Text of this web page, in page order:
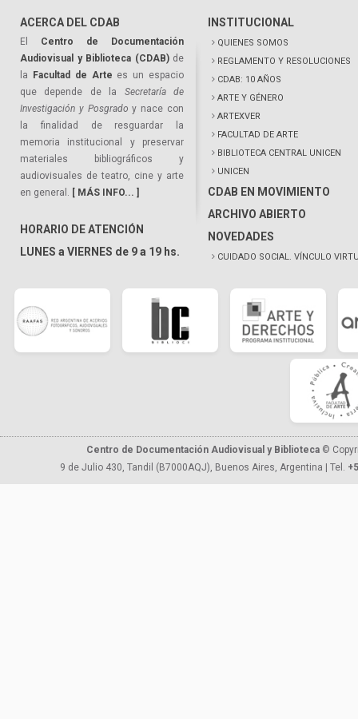
ACERCA DEL CDAB
El Centro de Documentación
Audiovisual y Biblioteca (CDAB)de
la
Facultad de Arte es un espacio
que depende de la Secretaría de
Investigación y Posgrado y nace con
la finalidad de resguardar la
memoria institucional y preservar
materiales bibliográficos y
audiovisuales de teatro, cine y arte
en general. [ MÁS INFO... ]
HORARIO DE ATENCIÓN
LUNES a VIERNES de 9 a 19 hs.
INSTITUCIONAL
QUIENES SOMOS
REGLAMENTO Y RESOLUCIONES
CDAB: 10 AÑOS
ARTE Y GÉNERO
ARTEXVER
FACULTAD DE ARTE
BIBLIOTECA CENTRAL UNICEN
UNICEN
CDAB EN MOVIMIENTO
ARCHIVO ABIERTO
NOVEDADES
CUIDADO SOCIAL. VÍNCULO
Centro de Documentación Audiovisual y Biblioteca ©
9 de Julio 430, Tandil (B7000AQJ), Buenos Aires, Argentina | Tel.